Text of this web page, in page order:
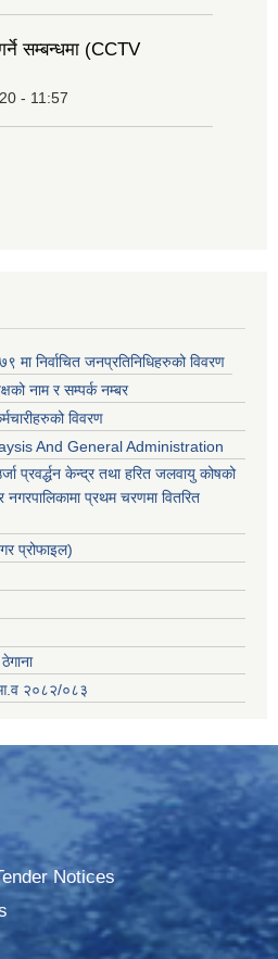
सम्बन्धमा (CCTV
- 11:57
मा निर्वाचित जनप्रतिनिधिहरुको विवरण
नाम र सम्पर्क नम्बर
विवरण
And General Administration
प्रवर्द्धन केन्द्र तथा हरित जलवायु कोषको
प्रथम चरणमा वितरित
प्रोफाइल)
आ.व २०८२/०८३
Notices